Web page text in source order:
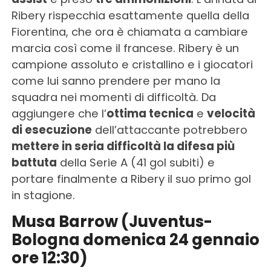
Ribery rispecchia esattamente quella della
Fiorentina, che ora è chiamata a cambiare
marcia così come il francese. Ribery è un
campione assoluto e cristallino e i giocatori
come lui sanno prendere per mano la
squadra nei momenti di difficoltà. Da
aggiungere che l’ottima tecnica e velocità
di esecuzionedell’attaccante potrebbero
mettere in seria difficoltà la difesa più
battuta della Serie A (41 gol subiti) e
portare finalmente a Ribery il suo primo gol
in stagione.
Musa Barrow (Juventus-
Bologna domenica 24 gennaio
ore 12:30)